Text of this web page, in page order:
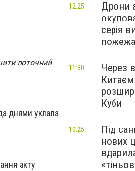
поточний
днями уклала
акту
Дрони
серія
пожежа
12:25
Через
Куби
11:30
Під
нових
10:25